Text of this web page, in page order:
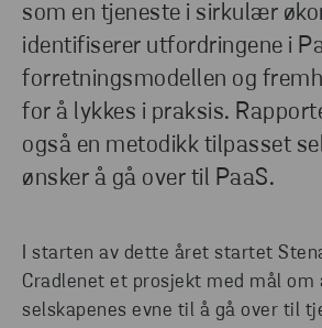
som en tjeneste i sirkulær
identifiserer utfordringene i
forretningsmodellen og
for å lykkes i praksis.
også en metodikk tilpasset
ønsker å gå over til PaaS.
I starten av dette året startet
Cradlenet et prosjekt med mål om
selskapenes evne til å gå over til